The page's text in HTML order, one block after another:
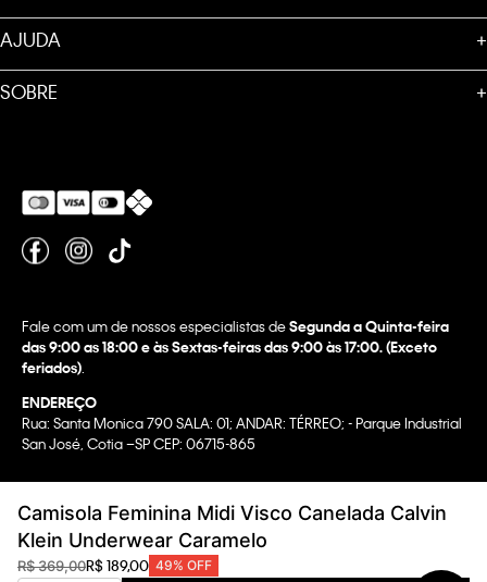
Camisola Feminina Midi Visco Canelada Calvin
Klein Underwear Caramelo
R$369,00R$189,00 49% OFF
AJUDA +
SOBRE +
Fale com um de nossos especialistas deSegunda a Quinta-feira
das 9:00 as 18:00 e às Sextas-feiras das 9:00 às 17:00. (Exceto
feriados)
ENDEREÇO
Rua: Santa Monica 790 SALA: 01; ANDAR: TÉRREO; - Parque Industrial
San José, Cotia –SP CEP: 06715-865
WBR INDUSTRIA E COMERCIO DE VESTUARIO LTDA.
CNPJ 07.296.319/0058-90